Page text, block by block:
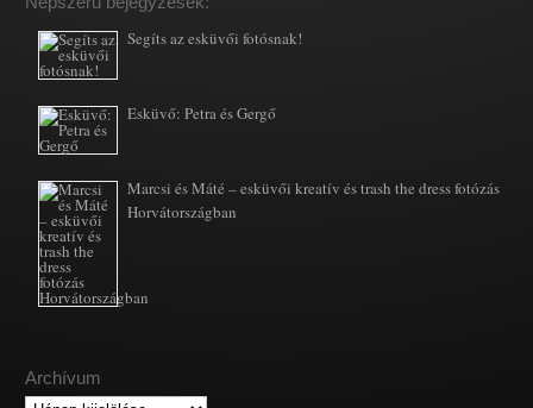
Segíts az esküvői fotósnak!
Esküvő: Petra és Gergő
Marcsi és Máté – esküvői kreatív és trash the dress fotózás
Horvátországban
Archívum